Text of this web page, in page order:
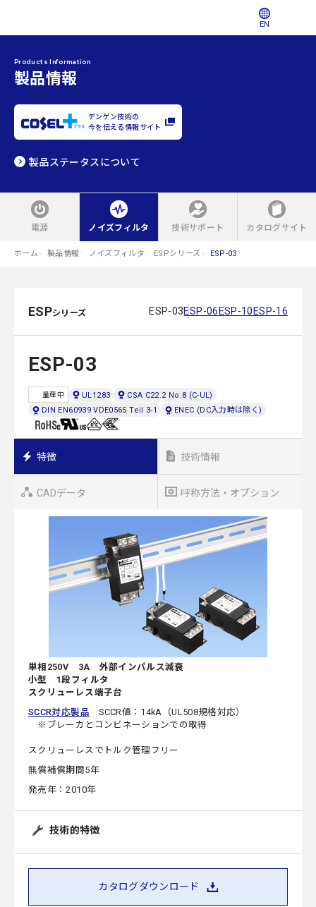
EN
Products Information
製品情報
デンゲン技術の
今を伝える情報サイト
製品ステータスについて
電源 ノイズフィルタ 技術サポート カタログサイト
ホーム 製品情報 ノイズフィルタ ESPシリーズ ESP-03
ESPシリーズ ESP-03ESP-06 ESP-10 ESP-16
ESP-03
量産中 UL1283
CSA C22.2 No.8 (C-UL)
DIN EN60939 VDE0565 Teil 3-1
ENEC (DC入力時は除く)
特徴 技術情報
CADデータ 呼称方法・オプション
単相250V 3A 外部インパルス減衰
小型 1段フィルタ
スクリューレス端子台
SCCR対応製品 SCCR値：14kA（UL508規格対応）
※ブレーカとコンビネーションでの取得
スクリューレスでトルク管理フリー
無償補償期間5年
発売年：2010年
技術的特徴
カタログダウンロード